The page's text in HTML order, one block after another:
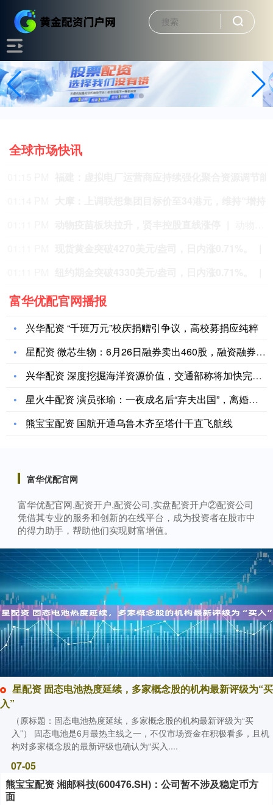
全球市场快讯
富华优配官网播报
兴华配资 “千班万元”校庆捐赠引争议，高校募捐应纯粹
星配资 微芯生物：6月26日融券卖出460股，融资融券余额3
兴华配资 深度挖掘海洋资源价值，交通部称将加快完善绿色航运政
星火牛配资 演员张瑜：一夜成名后“弃夫出国”，离婚多年见到前
熊宝宝配资 国航开通乌鲁木齐至塔什干直飞航线
富华优配官网
富华优配官网,配资开户,配资公司,实盘配资开户②配资公司
凭借其专业的服务和创新的在线平台，成为投资者在股市中
的得力助手，帮助他们实现财富增值。
星配资 固态电池热度延续，多家概念股的机构最新评级为“买
入”
（原标题：固态电池热度延续，多家概念股的机构最新评级为“买
入”） 固态电池是6月最热主线之一，不仅市场资金在积极看多，且机
构对多家概念股的最新评级也确认为“买入....
07-05
熊宝宝配资 湘邮科技(600476.SH)：公司暂不涉及稳定币方
面